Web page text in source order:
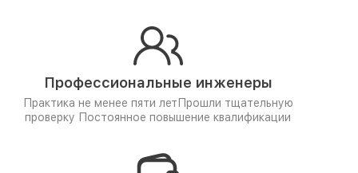
Профессиональные инженеры
Практика не менее пяти лет Прошли тщательную
проверку Постоянное повышение квалификации